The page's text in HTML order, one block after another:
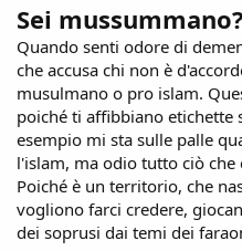
Sei mussummano?
Quando senti odore di
che accusa chi non è
musulmano o pro islam.
poiché ti affibbiano etichette
esempio mi sta sulle palle
l'islam, ma odio tutto ciò
Poiché è un territorio, che
vogliono farci credere,
dei soprusi dai temi dei